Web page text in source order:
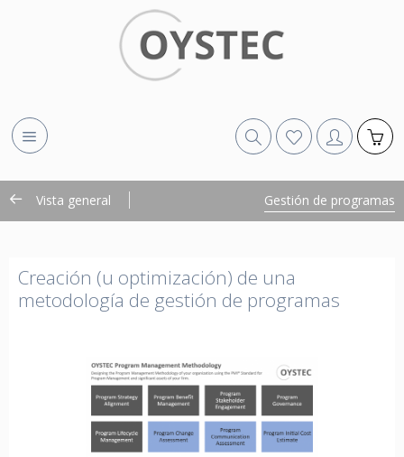
Vista general Gestión de programas
Creación (u optimización) de una
metodología de gestión de programas